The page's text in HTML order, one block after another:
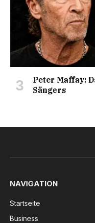
Peter Maffay:
Sängers
NAVIGATION
Startseite
Business